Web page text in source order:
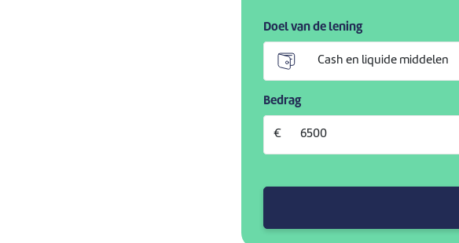
Doel van de lening
Bedrag
€